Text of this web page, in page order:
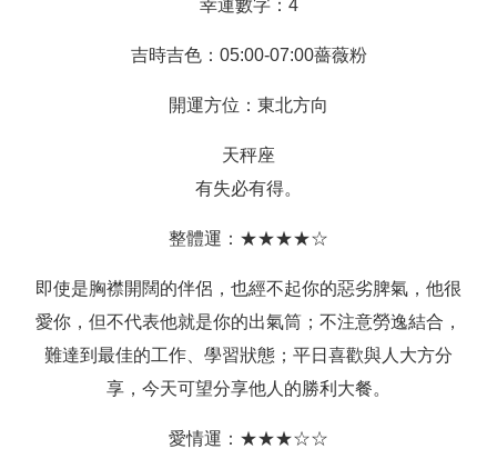
幸運數字：4
吉時吉色：05:00-07:00薔薇粉
開運方位：東北方向
天秤座
有失必有得。
整體運：★★★★☆
即使是胸襟開闊的伴侶，也經不起你的惡劣脾氣，他很
愛你，但不代表他就是你的出氣筒；不注意勞逸結合，
難達到最佳的工作、學習狀態；平日喜歡與人大方分
享，今天可望分享他人的勝利大餐。
愛情運：★★★☆☆